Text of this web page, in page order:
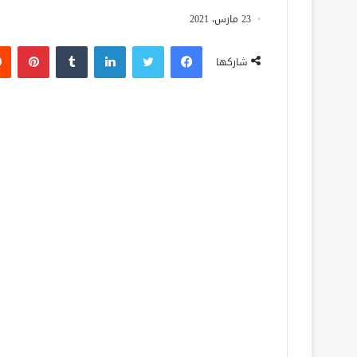
23 مارس، 2021
شاركها
فيسبوك لينكدإن بينتيريست